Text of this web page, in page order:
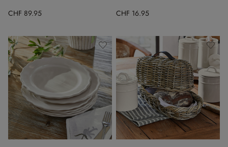
CHF 89.95 CHF 16.95